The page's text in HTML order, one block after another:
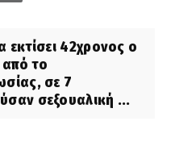
42χρονος ο
από το
σε 7
σεξουαλική ...